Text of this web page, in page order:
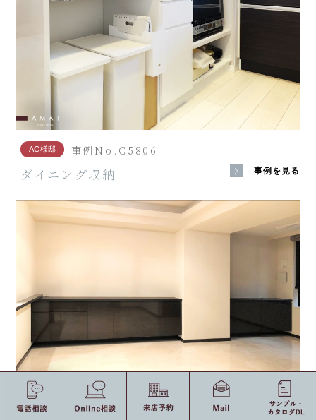
AC様邸 事例No.C5806
ダイニング収納 事例を見る
AP様邸 事例No.C3064